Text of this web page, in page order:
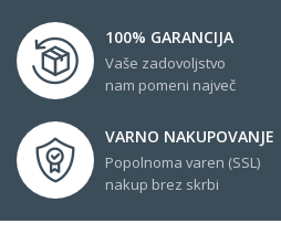
100% GARANCIJA
Vaše zadovoljstvo
nam pomeni največ
VARNO NAKUPOVANJE
Popolnoma varen (SSL)
nakup brez skrbi